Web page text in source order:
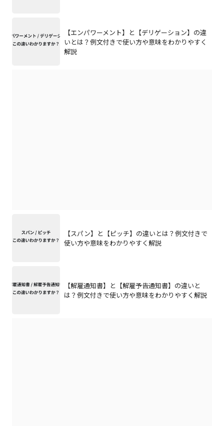
【エンパワーメント】と【デリゲーション】の違
いとは？例文付きで使い方や意味をわかりやすく
解説
【スパン】と【ピッチ】の違いとは？例文付きで
使い方や意味をわかりやすく解説
【解雇通知書】と【解雇予告通知書】の違いと
は？例文付きで使い方や意味をわかりやすく解説